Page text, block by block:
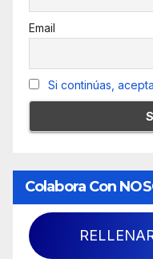
Email
Si continúas,
Colabora Con